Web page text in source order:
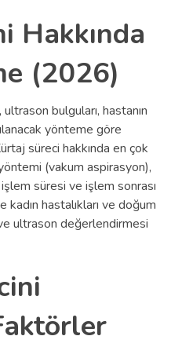
Hakkında
(2026)
bulguları, hastanın
yönteme göre
süreci hakkında en çok
(vakum aspirasyon),
süresi ve işlem sonrası
hastalıkları ve doğum
ultrason değerlendirmesi